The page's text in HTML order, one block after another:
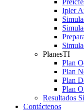
Ipler
PlanesTI
Plan
Plan
Plan
Plan
Resultados
Contáctenos